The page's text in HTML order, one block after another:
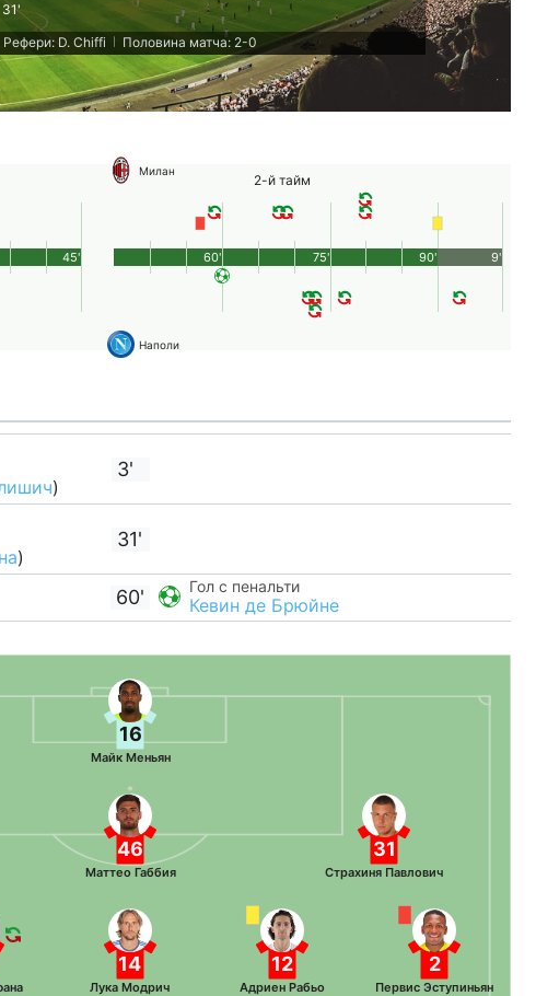
31'
Рефери: D. Chiffi Половина матча: 2-0
45'
Милан
2-й тайм
Наполи
90'
60' 75' 9'
)
3'
)
31'
60' Гол с пенальти
Кевин де Брюйне
16
Майк Меньян
31
Страхиня Павлович
46
Маттео Габбия
2
Первис Эступиньян
12
Адриен Рабьо
14
Лука Модрич